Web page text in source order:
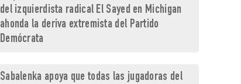
del izquierdista radical El Sayed en Michigan
ahonda la deriva extremista del Partido
Demócrata
Sabalenka apoya que todas las jugadoras del